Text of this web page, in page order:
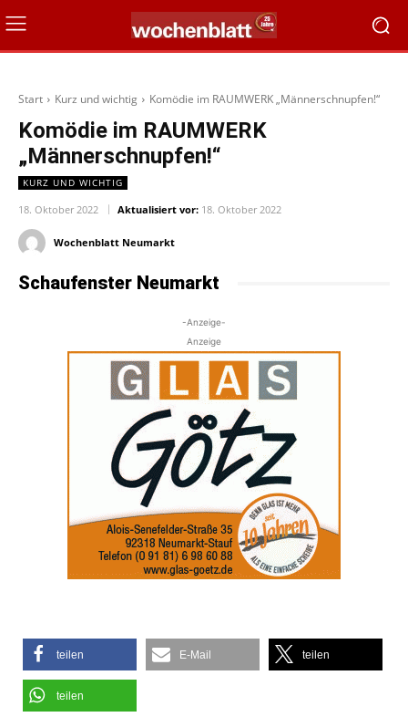
Start Kurz und wichtig Komödie im RAUMWERK „Männerschnupfen!“
Komödie im RAUMWERK
„Männerschnupfen!“
KURZ UND WICHTIG
18. Oktober 2022 Aktualisiert vor: 18. Oktober 2022
Wochenblatt Neumarkt
Schaufenster Neumarkt
-Anzeige-
Anzeige
teilen E-Mail teilen
teilen